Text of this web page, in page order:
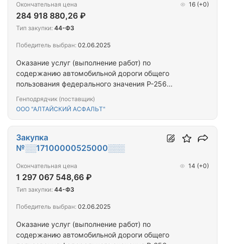
Оказание услуг (выполнение работ) по
содержанию автомобильной дороги общего
пользования федерального значения Р-256
Алтайск - граница с Монголией, подъезд к оз.
искусственных дорожных сооружений на ней,
Республика Алтай
Генподрядчик (поставщик)
ООО "АЛТАЙСКИЙ АСФАЛЬТ"
Окончательная цена
284 918 880,26 ₽
16 (+0)
Тип закупки: 44-ФЗ
Победитель выбран: 02.06.2025
Оказание услуг (выполнение работ) по
содержанию автомобильной дороги общего
Закупка
№░░17100000525000░░░
Окончательная цена
1 297 067 548,66 ₽
14 (+0)
Тип закупки: 44-ФЗ
Победитель выбран: 02.06.2025